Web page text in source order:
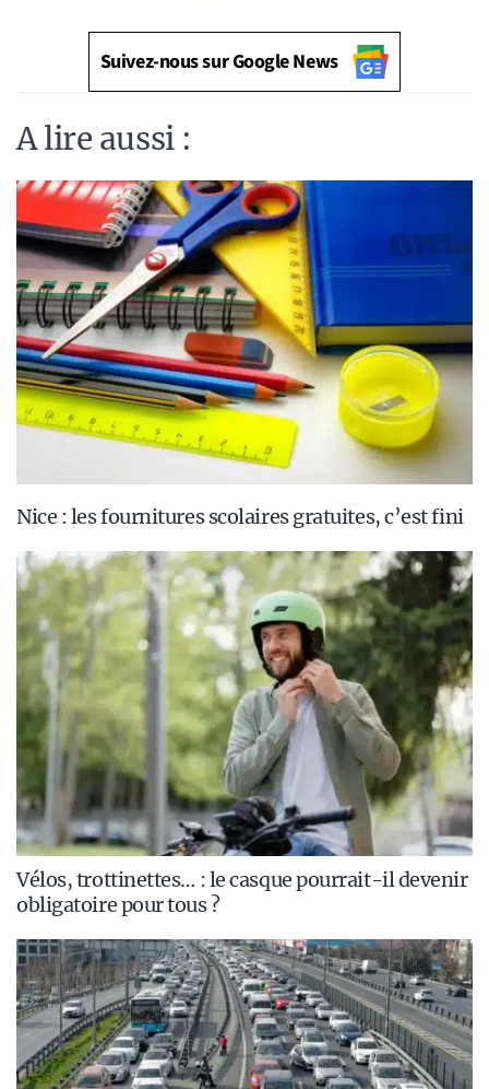
Suivez-nous sur Google News
A lire aussi :
Nice : les fournitures scolaires gratuites, c’est fini
Vélos, trottinettes… : le casque pourrait-il devenir
obligatoire pour tous ?